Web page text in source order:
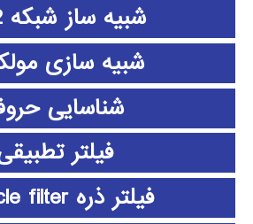
شبیه ساز شبکه NS2
شبیه سازی
شناسایی
فیلتر
فیلتر ذره particle filter